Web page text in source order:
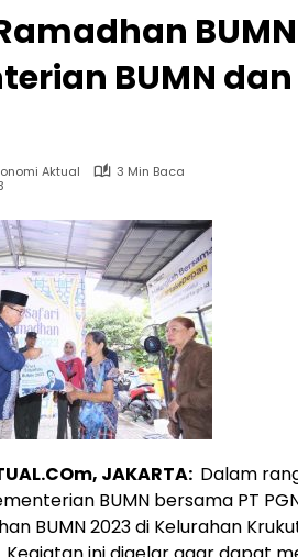
BUMN dan
Aktual
3 Min Baca
JAKARTA: Dalam
BUMN bersama PT
BUMN 2023 di Kelurahan